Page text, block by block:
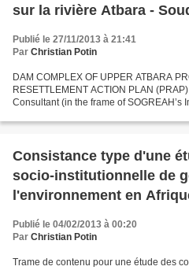
sur la rivière Atbara -
Publié le 27/11/2013 à 21:41
Par Christian Potin
DAM COMPLEX OF UPPER ATBARA
RESETTLEMENT ACTION PLAN
Consultant (in the frame of SOGREAH’s
sur le lien...
Consistance type d'une
socio-institutionnelle de
l'environnement en
Publié le 04/02/2013 à 00:20
Par Christian Potin
Trame de contenu pour une étude des